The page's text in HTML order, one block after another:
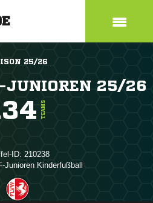
25/26
JUNIOREN 25/26
TEAMS
ID: 210238
Junioren Kinderfußball